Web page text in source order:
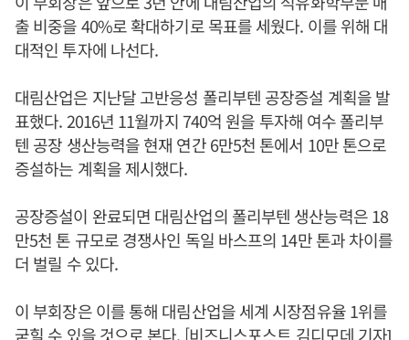
출 비중을 40%로 확대하기로 목표를 세웠다. 이를 위해 대
대적인 투자에 나선다.
대림산업은 지난달 고반응성 폴리부텐 공장증설 계획을 발
표했다. 2016년 11월까지 740억 원을 투자해 여수 폴리부
텐 공장 생산능력을 현재 연간 6만5천 톤에서 10만 톤으로
증설하는 계획을 제시했다.
공장증설이 완료되면 대림산업의 폴리부텐 생산능력은 18
만5천 톤 규모로 경쟁사인 독일 바스프의 14만 톤과 차이를
더 벌릴 수 있다.
이 부회장은 이를 통해 대림산업을 세계 시장점유율 1위를
굳힐 수 있을 것으로 본다. [비즈니스포스트 김디모데 기자]